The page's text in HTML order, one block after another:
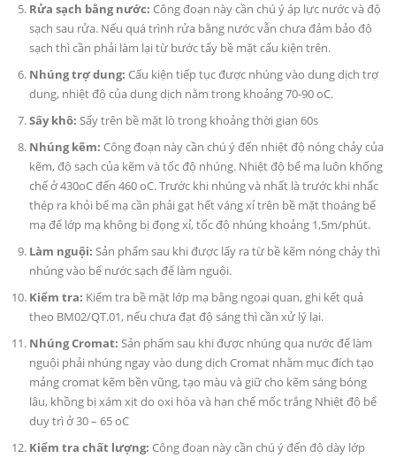
Rửa sạch bằng nước:Công đoạn này cần chú ý áp lực nước và độ
sạch sau rửa. Nếu quá trình rửa bằng nước vẫn chưa đảm bảo độ
sạch thì cần phải làm lại từ bước tẩy bề mặt cấu kiện trên.
Nhúng trợ dung:Cấu kiện tiếp tục được nhúng vào dung dịch trợ
dung, nhiệt độ của dung dịch nằm trong khoảng 70-90 oC.
Sấy khô: Sấy trên bề mặt lò trong khoảng thời gian 60s
Nhúng kẽm: Công đoạn này cần chú ý đến nhiệt độ nóng chảy của
kẽm, độ sạch của kẽm và tốc độ nhúng. Nhiệt độ bể mạ luôn khống
chế ở 430oC đến 460 oC. Trước khi nhúng và nhất là trước khi nhấc
thép ra khỏi bể mạ cần phải gạt hết váng xỉ trên bề mặt thoáng bể
mạ để lớp mạ không bị đọng xỉ, tốc độ nhúng khoảng 1,5m/phút.
Làm nguội: Sản phẩm sau khi được lấy ra từ bề kẽm nóng chảy thì
nhúng vào bể nước sạch để làm nguội.
Kiểm tra: Kiểm tra bề mặt lớp mạ bằng ngoại quan, ghi kết quả
theo BM02/QT.01, nếu chưa đạt độ sáng thì cần xử lý lại.
Nhúng Cromat: Sản phẩm sau khi được nhúng qua nước để làm
nguội phải nhúng ngay vào dung dịch Cromat nhằm mục đích tạo
mảng cromat kẽm bền vũng, tạo màu và giữ cho kẽm sáng bóng
lâu, khồng bị xám xịt do oxi hóa và hạn chế mốc trắng Nhiệt độ bể
duy trì ở 30 – 65 oC
Kiểm tra chất lượng: Công đoạn này cần chú ý đến độ dày lớp